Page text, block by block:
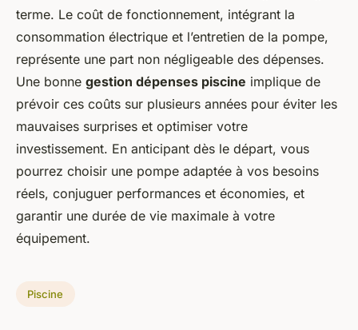
terme. Le coût de fonctionnement, intégrant la
consommation électrique et l’entretien de la pompe,
représente une part non négligeable des dépenses.
Une bonne gestion dépenses piscine implique de
prévoir ces coûts sur plusieurs années pour éviter les
mauvaises surprises et optimiser votre
investissement. En anticipant dès le départ, vous
pourrez choisir une pompe adaptée à vos besoins
réels, conjuguer performances et économies, et
garantir une durée de vie maximale à votre
équipement.
Piscine